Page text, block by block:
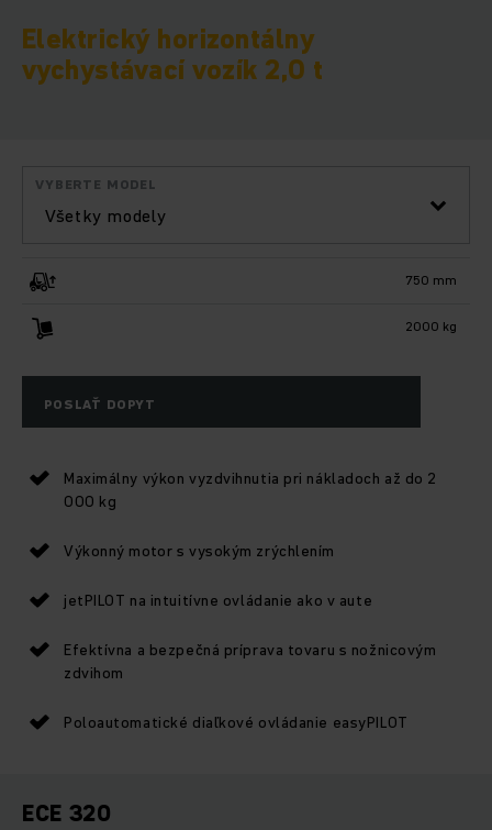
Elektrický horizontálny
vychystávací vozík 2,0 t
Všetky modely
VYBERTE MODEL
750 mm
2000 kg
POSLAŤ DOPYT
Maximálny výkon vyzdvihnutia pri nákladoch až do 2
000 kg
Výkonný motor s vysokým zrýchlením
jetPILOT na intuitívne ovládanie ako v aute
Efektívna a bezpečná príprava tovaru s nožnicovým
zdvihom
Poloautomatické diaľkové ovládanie easyPILOT
ECE 320